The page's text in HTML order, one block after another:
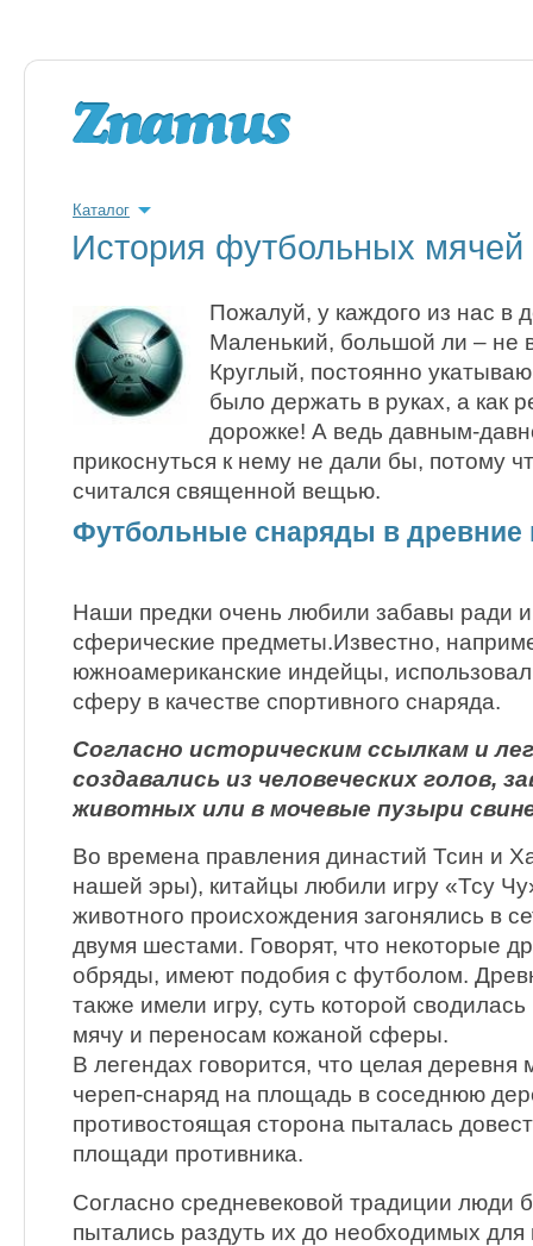
Каталог
История футбольных мячей
Пожалуй, у каждого из нас в
Маленький, большой ли – не
Круглый, постоянно
было держать в руках, а как
дорожке! А ведь давным-
прикоснуться к нему не дали бы, потому
считался священной вещью.
Футбольные снаряды в древние
Наши предки очень любили забавы ради
сферические предметы.Известно,
южноамериканские индейцы,
сферу в качестве спортивного снаряда.
Согласно историческим ссылкам и
создавались из человеческих голов,
животных или в мочевые пузыри
Во времена правления династий Тсин и
нашей эры), китайцы любили игру «Тсу
животного происхождения загонялись в
двумя шестами. Говорят, что некоторые
обряды, имеют подобия с футболом.
также имели игру, суть которой
мячу и переносам кожаной сферы.
В легендах говорится, что целая деревня
череп-снаряд на площадь в соседнюю
противостоящая сторона пыталась
площади противника.
Согласно средневековой традиции люди
пытались раздуть их до необходимых